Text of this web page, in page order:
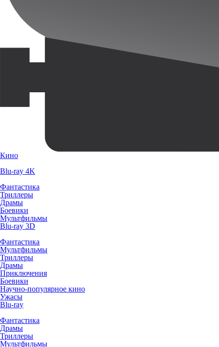
Кино
Blu-ray 4K
Фантастика
Триллеры
Драмы
Боевики
Мультфильмы
Blu-ray 3D
Фантастика
Мультфильмы
Триллеры
Драмы
Приключения
Боевики
Научно-популярное кино
Ужасы
Blu-ray
Фантастика
Драмы
Триллеры
Мультфильмы